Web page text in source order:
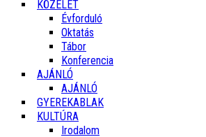
KÖZÉLET
Évforduló
Oktatás
Tábor
Konferencia
AJÁNLÓ
AJÁNLÓ
GYEREKABLAK
KULTÚRA
Irodalom